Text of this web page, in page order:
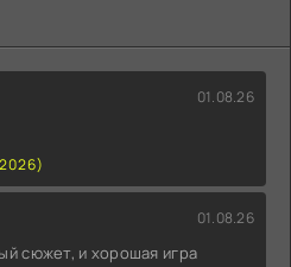
01.08.26
01.08.26
сюжет, и хорошая игра